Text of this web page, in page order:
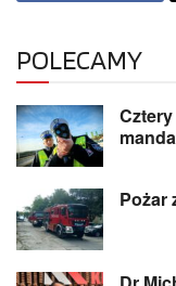
POLECAMY
Pożar